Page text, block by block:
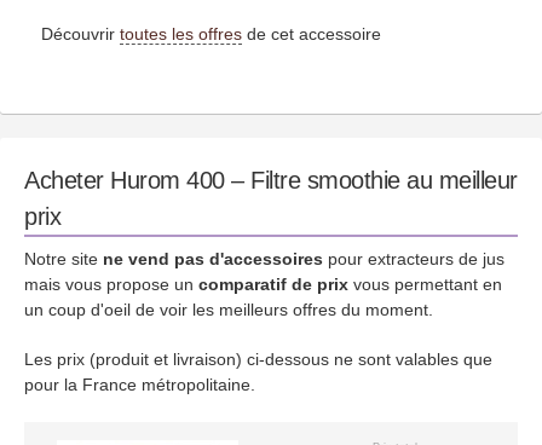
Découvrir toutes les offresde cet accessoire
Acheter Hurom 400 – Filtre smoothie au meilleur
prix
Notre site ne vend pas d'accessoires pour extracteurs de jus
mais vous propose un comparatif de prix vous permettant en
un coup d'oeil de voir les meilleurs offres du moment.
Les prix (produit et livraison) ci-dessous ne sont valables que
pour la France métropolitaine.